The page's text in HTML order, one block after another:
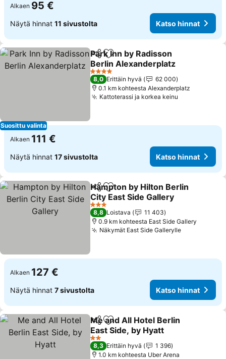
Alkaen 95 €
Näytä hinnat 11 sivustolta Katso hinnat
Suosittu valinta
Jaa Lisää suosikkeihin
Park Inn by Radisson
Berlin Alexanderplatz
Katso hinnat
4 Tähtiluokitus
8,0 Erittäin hyvä
62 000
0.1 km kohteesta Alexanderplatz
Kattoterassi ja korkea keinu
Alkaen 111 €
Näytä hinnat 17 sivustolta Katso hinnat
Jaa Lisää suosikkeihin
Hampton by Hilton Berlin
City East Side Gallery
Katso hinnat
3 Tähtiluokitus
8,8 Loistava
11 403
0.9 km kohteesta East Side Gallery
Näkymät East Side GallerylleKatso
Alkaen 127 €
Näytä hinnat 7 sivustolta Katso hinnat
Jaa Lisää suosikkeihin
Me and All Hotel Berlin
East Side, by Hyatt
Katso hinnat
2 Tähtiluokitus
8,3 Erittäin hyvä
1 396
1.0 km kohteesta Uber Arena